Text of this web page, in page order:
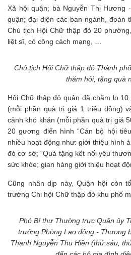
Xã hội quận; bà Nguyễn Thị Hương
quận; đại diện các ban ngành, đoàn
Chủ tịch Hội Chữ thập đỏ 20
liệt sĩ, có công cách mạng, …
Chủ tịch Hội Chữ thập đỏ Thành
thăm hỏi, tặng quà
Hội Chữ thập đỏ quận đã chăm lo
(mỗi phần quà trị giá 1 triệu đồng)
cảnh khó khăn (mỗi phần quà trị giá
20 gương điển hình “Cán bộ hội
nhiều hoạt động như: giới thiệu hình
đỏ cơ sở; “Quà tặng kết nối yêu
sức khỏe; gian hàng giới thiệu hoạt
Cũng nhân dịp này, Quận hội còn
trưởng Chi hội Chữ thập đỏ khu phố
Phó Bí thư Thường trực Quận ủy
trưởng Phòng Lao động - Thương
Thạnh Nguyễn Thu Hiền (thứ sáu,